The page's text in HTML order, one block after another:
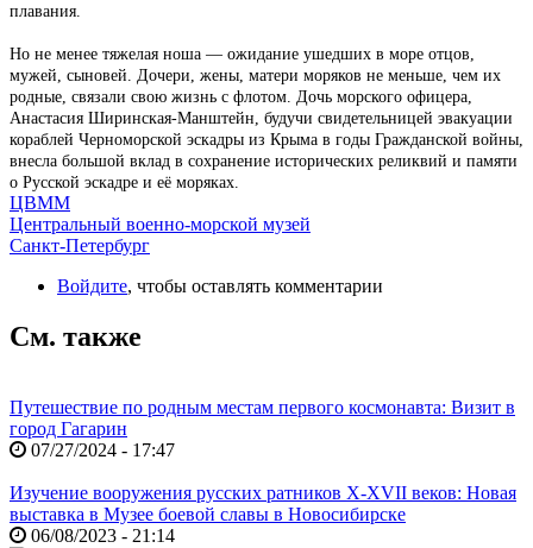
плавания.
Но не менее тяжелая ноша — ожидание ушедших в море отцов,
мужей, сыновей. Дочери, жены, матери моряков не меньше, чем их
родные, связали свою жизнь с флотом. Дочь морского офицера,
Анастасия Ширинская-Манштейн, будучи свидетельницей эвакуации
кораблей Черноморской эскадры из Крыма в годы Гражданской войны,
внесла большой вклад в сохранение исторических реликвий и памяти
о Русской эскадре и её моряках.
ЦВММ
Центральный военно-морской музей
Санкт-Петербург
Войдите, чтобы оставлять комментарии
См. также
Путешествие по родным местам первого космонавта: Визит в
город Гагарин
07/27/2024 - 17:47
Изучение вооружения русских ратников X-XVII веков: Новая
выставка в Музее боевой славы в Новосибирске
06/08/2023 - 21:14